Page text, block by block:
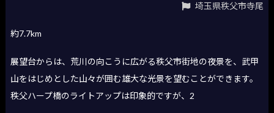
埼玉県秩父市寺尾
約7.7km
展望台からは、荒川の向こうに広がる秩父市街地の夜景を、武甲
山をはじめとした山々が囲む雄大な光景を望むことができます。
秩父ハープ橋のライトアップは印象的ですが、2